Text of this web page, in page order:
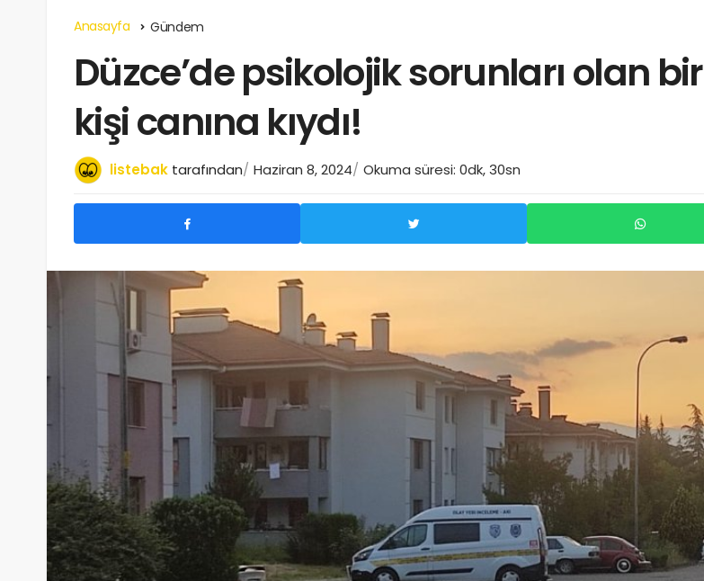
Anasayfa Gündem
Düzce’de psikolojik sorunları olan bir
kişi canına kıydı!
listebak tarafından Haziran 8, 2024 Okuma süresi: 0dk, 30sn